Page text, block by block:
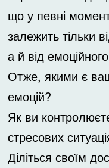
що у певні
залежить тільки
а й від
Отже, якими є
емоцій?
Як ви
стресових
Діліться своїм